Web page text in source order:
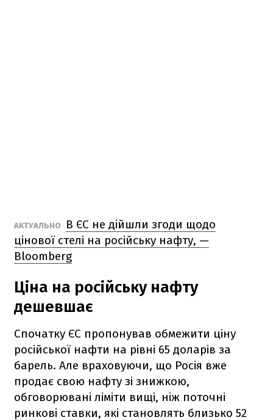
АКТУАЛЬНО
В ЄС не дійшли згоди щодо
цінової стелі на російську нафту, —
Bloomberg
Ціна на російську нафту
дешевшає
Спочатку ЄС пропонував обмежити ціну
російської нафти на рівні 65 доларів за
барель. Але враховуючи, що Росія вже
продає свою нафту зі знижкою,
обговорювані ліміти вищі, ніж поточні
ринкові ставки, які становлять близько 52